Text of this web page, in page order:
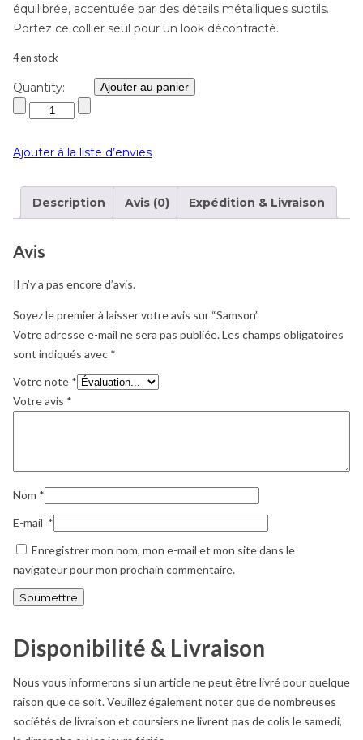
équilibrée, accentuée par des détails métalliques subtils.
Portez ce collier seul pour un look décontracté.
4 en stock
Quantity: Ajouter au panier
Ajouter à la liste d’envies
Description Avis (0) Expédition & Livraison
Avis
Il n’y a pas encore d’avis.
Soyez le premier à laisser votre avis sur “Samson”
Votre adresse e-mail ne sera pas publiée.Les champs obligatoires
sont indiqués avec *
Votre note *
Votre avis *
Nom *
E-mail *
Enregistrer mon nom, mon e-mail et mon site dans le
navigateur pour mon prochain commentaire.
Disponibilité & Livraison
Nous vous informerons si un article ne peut être livré pour quelque
raison que ce soit. Veuillez également noter que de nombreuses
sociétés de livraison et coursiers ne livrent pas de colis le samedi,